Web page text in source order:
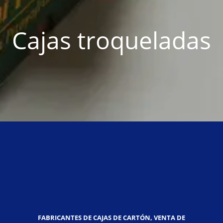
Cajas troqueladas
FABRICANTES DE CAJAS DE CARTÓN, VENTA DE